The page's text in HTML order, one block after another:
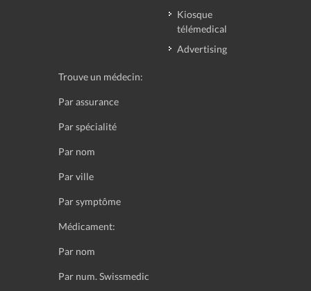
Kiosque
télémedical
Advertising
Trouve un médecin:
Par assurance
Par spécialité
Par nom
Par ville
Par symptôme
Médicament:
Par nom
Par num. Swissmedic